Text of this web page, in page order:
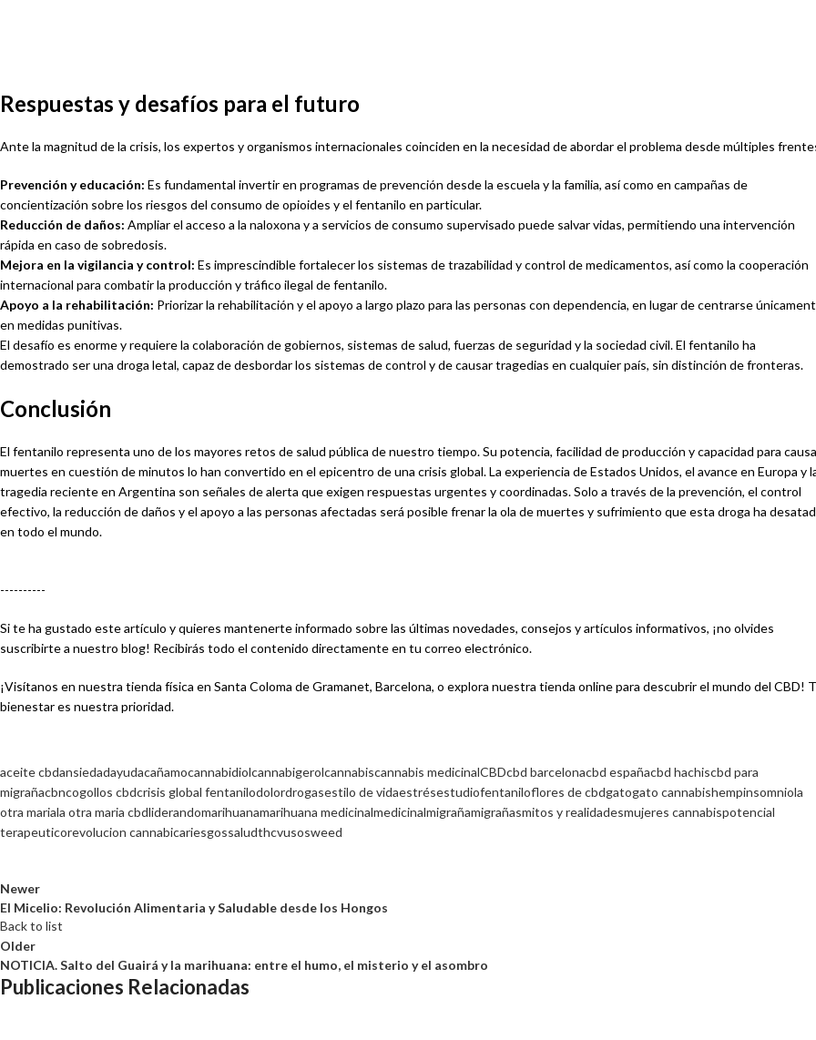
Respuestas y desafíos para el futuro
Ante la magnitud de la crisis, los expertos y organismos internacionales coinciden en la necesidad de abordar el problema desde múltiples
Prevención y educación: Es fundamental invertir en programas de prevención desde la escuela y la familia, así como en campañas de
concientización sobre los riesgos del consumo de opioides y el fentanilo en particular.
Reducción de daños: Ampliar el acceso a la naloxona y a servicios de consumo supervisado puede salvar vidas, permitiendo una intervención
rápida en caso de sobredosis.
Mejora en la vigilancia y control: Es imprescindible fortalecer los sistemas de trazabilidad y control de medicamentos, así como la cooperación
internacional para combatir la producción y tráfico ilegal de fentanilo.
Apoyo a la rehabilitación: Priorizar la rehabilitación y el apoyo a largo plazo para las personas con dependencia, en lugar de centrarse
en medidas punitivas.
El desafío es enorme y requiere la colaboración de gobiernos, sistemas de salud, fuerzas de seguridad y la sociedad civil. El fentanilo ha
demostrado ser una droga letal, capaz de desbordar los sistemas de control y de causar tragedias en cualquier país, sin distinción de fronteras.
Conclusión
El fentanilo representa uno de los mayores retos de salud pública de nuestro tiempo. Su potencia, facilidad de producción y capacidad para
muertes en cuestión de minutos lo han convertido en el epicentro de una crisis global. La experiencia de Estados Unidos, el avance en Europa y
tragedia reciente en Argentina son señales de alerta que exigen respuestas urgentes y coordinadas. Solo a través de la prevención, el control
efectivo, la reducción de daños y el apoyo a las personas afectadas será posible frenar la ola de muertes y sufrimiento que esta droga ha
en todo el mundo.
----------
Si te ha gustado este artículo y quieres mantenerte informado sobre las últimas novedades, consejos y artículos informativos, ¡no olvides
suscribirte a nuestro blog! Recibirás todo el contenido directamente en tu correo electrónico.
¡Visítanos en nuestra tienda física en Santa Coloma de Gramanet, Barcelona, o explora nuestra tienda online para descubrir el mundo del CBD!
bienestar es nuestra prioridad.
aceite cbdansiedadayudacañamocannabidiolcannabigerolcannabiscannabis medicinalCBDcbd barcelonacbd españacbd hachiscbd para
migrañacbncogollos cbdcrisis global fentanilodolordrogasestilo de vidaestrésestudiofentaniloflores de cbdgatogato cannabishempinsomniola
otra mariala otra maria cbdliderandomarihuanamarihuana medicinalmedicinalmigrañamigrañasmitos y realidadesmujeres cannabispotencial
terapeuticorevolucion cannabicariesgossaludthcvusosweed
Newer
El Micelio: Revolución Alimentaria y Saludable desde los Hongos
Back to list
Older
NOTICIA. Salto del Guairá y la marihuana: entre el humo, el misterio y el asombro
Publicaciones Relacionadas